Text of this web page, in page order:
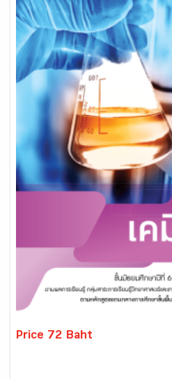
Price 72 Baht